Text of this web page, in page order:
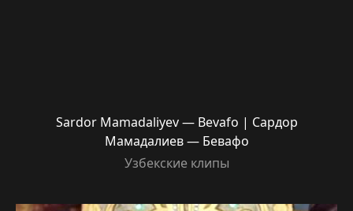
Sardor Mamadaliyev — Bevafo | Сардор
Мамадалиев — Бевафо
Узбекские клипы